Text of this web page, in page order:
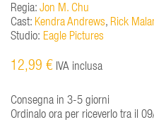
Regia: Jon M. Chu
Cast: Kendra Andrews, Rick
Studio: Eagle Pictures
12,99 € IVA inclusa
Consegna in 3-5 giorni
Ordinalo ora per riceverlo tra il